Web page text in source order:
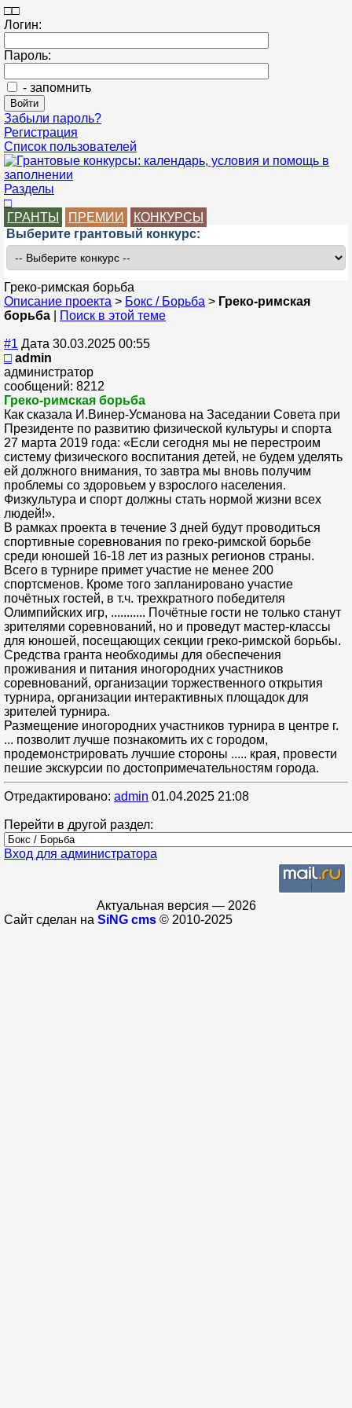
□□
Логин:
Пароль:
- запомнить
Забыли пароль?
Регистрация
Список пользователей
Разделы
□
ГРАНТЫ
ПРЕМИИ
КОНКУРСЫ
Выберите грантовый конкурс:
Греко-римская борьба
Описание проекта > Бокс / Борьба > Греко-римская
борьба
Поиск в этой теме
#1 Дата 30.03.2025 00:55
□ admin
администратор
сообщений: 8212
Греко-римская борьба
Как сказала И.Винер-Усманова на Заседании Совета при
Президенте по развитию физической культуры и спорта
27 марта 2019 года: «Если сегодня мы не перестроим
систему физического воспитания детей, не будем уделять
ей должного внимания, то завтра мы вновь получим
проблемы со здоровьем у взрослого населения.
Физкультура и спорт должны стать нормой жизни всех
людей!».
В рамках проекта в течение 3 дней будут проводиться
спортивные соревнования по греко-римской борьбе
среди юношей 16-18 лет из разных регионов страны.
Всего в турнире примет участие не менее 200
спортсменов. Кроме того запланировано участие
почётных гостей, в т.ч. трехкратного победителя
Олимпийских игр, ........... Почётные гости не только станут
зрителями соревнований, но и проведут мастер-классы
для юношей, посещающих секции греко-римской борьбы.
Средства гранта необходимы для обеспечения
проживания и питания иногородних участников
соревнований, организации торжественного открытия
турнира, организации интерактивных площадок для
зрителей турнира.
Размещение иногородних участников турнира в центре г.
... позволит лучше познакомить их с городом,
продемонстрировать лучшие стороны ..... края, провести
пешие экскурсии по достопримечательностям города.
Отредактировано: admin 01.04.2025 21:08
Перейти в другой раздел:
Вход для администратора
Актуальная версия — 2026
Сайт сделан на SiNG cms © 2010-2025